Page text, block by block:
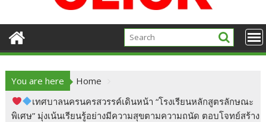
You are here
Home
เทศบาลนครนครสวรรค์เดินหน้า “โรงเรียนหลักสูตรลักษณะ
พิเศษ” มุ่งเน้นเรียนรู้อย่างมีความสุขตามความถนัด ตอบโจทย์สร้าง